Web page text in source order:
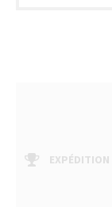
EXPÉDITION